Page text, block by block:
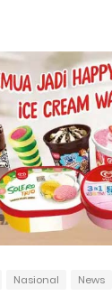
Nasional News